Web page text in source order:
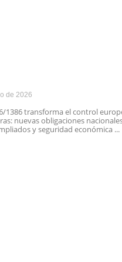
de 2026
1386 transforma el control
nuevas obligaciones
y seguridad económica ...